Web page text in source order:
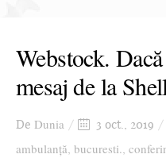
Webstock.
mesaj de la
De Dunia 3 oct., 2019
ambulanță, bucuresti.,